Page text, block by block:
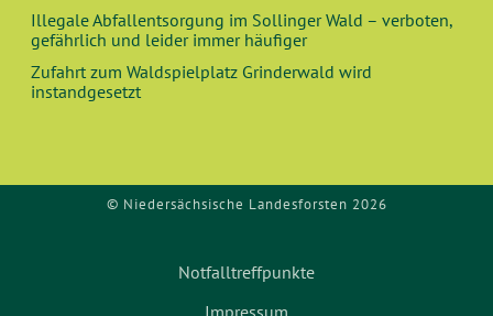
Illegale Abfallentsorgung im Sollinger Wald – verboten,
gefährlich und leider immer häufiger
Zufahrt zum Waldspielplatz Grinderwald wird
instandgesetzt
© Niedersächsische Landesforsten 2026
Notfalltreffpunkte
Impressum